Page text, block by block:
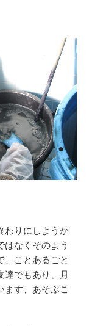
わりにしようか
はなくそのよう
、ことあるごと
達でもあり、月
ます、あそぶこ